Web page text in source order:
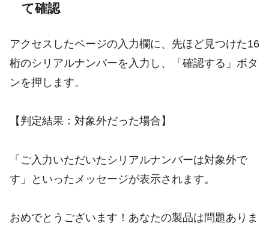
て確認
アクセスしたページの入力欄に、先ほど見つけた16
桁のシリアルナンバーを入力し、「確認する」ボタ
ンを押します。
【判定結果：対象外だった場合】
「ご入力いただいたシリアルナンバーは対象外で
す」といったメッセージが表示されます。
おめでとうございます！あなたの製品は問題ありま